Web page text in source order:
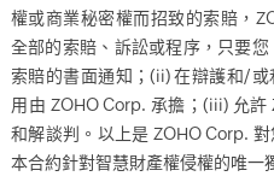
權或商業秘密權而招致的索賠，
全部的索賠、訴訟或程序，只要
索賠的書面通知；(ii) 在辯護和/
用由 ZOHO Corp. 承擔；(iii) 允
和解談判。以上是 ZOHO Corp.
本合約針對智慧財產權侵權的唯一